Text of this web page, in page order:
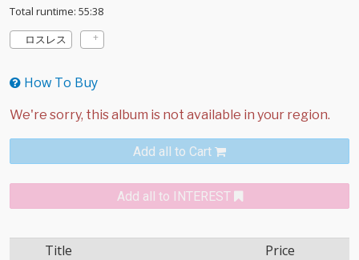
Total runtime: 55:38
ロスレス
How To Buy
Add all to Cart
Add all to INTEREST
Title Price